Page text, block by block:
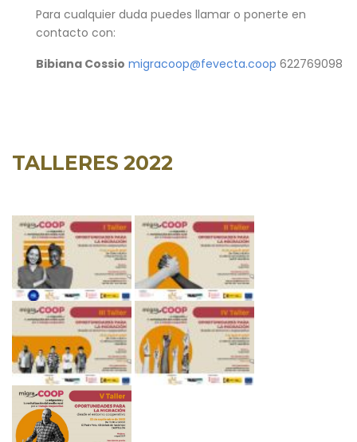
Para cualquier duda puedes llamar o ponerte en
contacto con:
Bibiana Cossio migracoop@fevecta.coop 622769098
TALLERES 2022